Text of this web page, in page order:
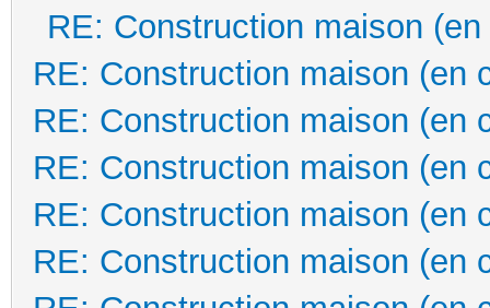
RE: Construction maison
RE: Construction maison (en
RE: Construction maison (en
RE: Construction maison (en
RE: Construction maison (en
RE: Construction maison (en